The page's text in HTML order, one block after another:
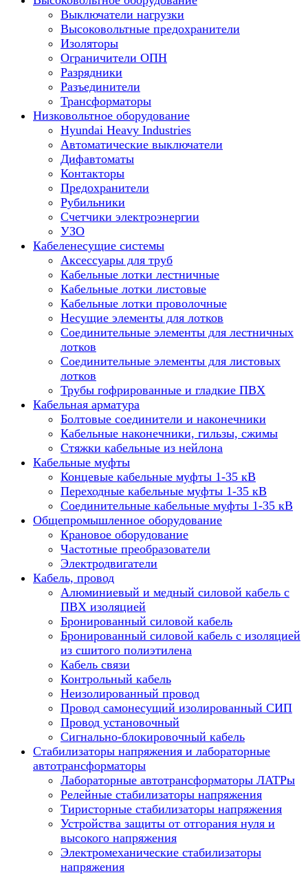
Выключатели нагрузки
Высоковольтные предохранители
Изоляторы
Ограничители ОПН
Разрядники
Разъединители
Трансформаторы
Низковольтное оборудование
Hyundai Heavy Industries
Автоматические выключатели
Дифавтоматы
Контакторы
Предохранители
Рубильники
Счетчики электроэнергии
УЗО
Кабеленесущие системы
Аксессуары для труб
Кабельные лотки лестничные
Кабельные лотки листовые
Кабельные лотки проволочные
Несущие элементы для лотков
Соединительные элементы для лестничных
лотков
Соединительные элементы для листовых
лотков
Трубы гофрированные и гладкие ПВХ
Кабельная арматура
Болтовые соединители и наконечники
Кабельные наконечники, гильзы, сжимы
Стяжки кабельные из нейлона
Кабельные муфты
Концевые кабельные муфты 1-35 кВ
Переходные кабельные муфты 1-35 кВ
Соединительные кабельные муфты 1-35 кВ
Общепромышленное оборудование
Крановое оборудование
Частотные преобразователи
Электродвигатели
Кабель, провод
Алюминиевый и медный силовой кабель с
ПВХ изоляцией
Бронированный силовой кабель
Бронированный силовой кабель с изоляцией
из сшитого полиэтилена
Кабель связи
Контрольный кабель
Неизолированный провод
Провод самонесущий изолированный СИП
Провод установочный
Сигнально-блокировочный кабель
Стабилизаторы напряжения и лабораторные
автотрансформаторы
Лабораторные автотрансформаторы ЛАТРы
Релейные стабилизаторы напряжения
Тиристорные стабилизаторы напряжения
Устройства защиты от отгорания нуля и
высокого напряжения
Электромеханические стабилизаторы
напряжения